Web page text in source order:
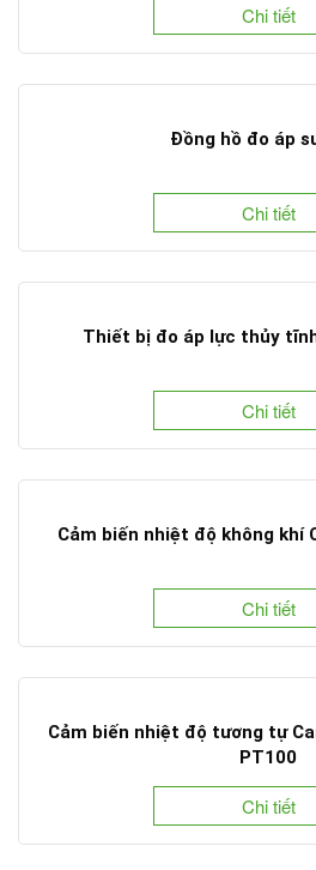
Chi tiết
Đồng hồ đo áp
Chi tiết
Thiết bị đo áp lực thủy
Chi tiết
Cảm biến nhiệt độ không khí
Chi tiết
Cảm biến nhiệt độ tương tự
PT100
Chi tiết